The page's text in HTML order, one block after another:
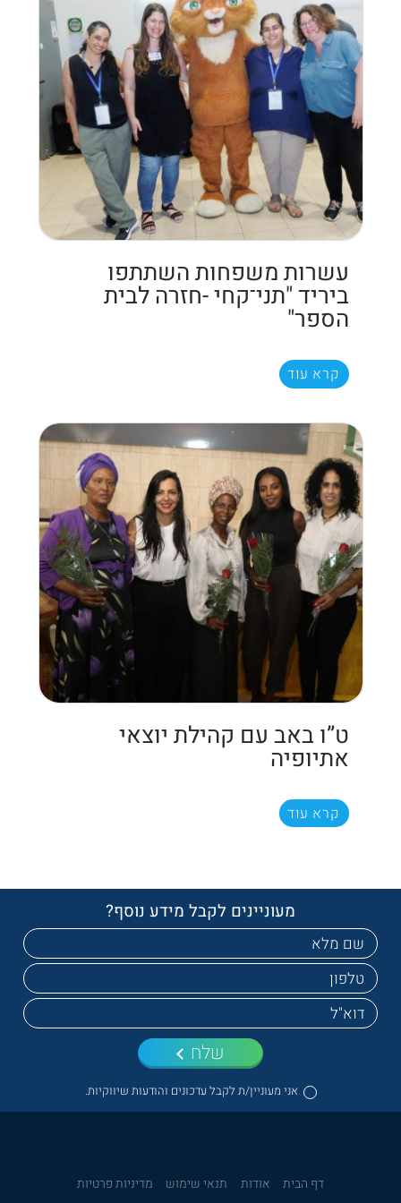
עשרות משפחות השתתפו
ביריד "תני־קחי -חזרה לבית
הספר"
קרא עוד
ט”ו באב עם קהילת יוצאי
אתיופיה
קרא עוד
מעוניינים לקבל מידע נוסף?
אני מעוניין/ת לקבל עדכונים והודעות שיווקיות.
שלח
דף הבית אודות תנאי שימוש
מדיניות פרטיות